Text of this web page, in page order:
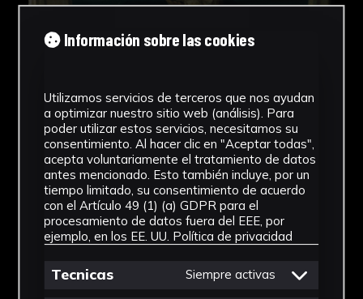
Información sobre las cookies
Utilizamos servicios de terceros que nos ayudan
a optimizar nuestro sitio web (análisis). Para
poder utilizar estos servicios, necesitamos su
consentimiento. Al hacer clic en "Aceptar todas",
acepta voluntariamente el tratamiento de datos
antes mencionado. Esto también incluye, por un
tiempo limitado, su consentimiento de acuerdo
con el Artículo 49 (1) (a) GDPR para el
procesamiento de datos fuera del EEE, por
ejemplo, en los EE. UU. Política de privacidad
Tecnicas Siempre activas